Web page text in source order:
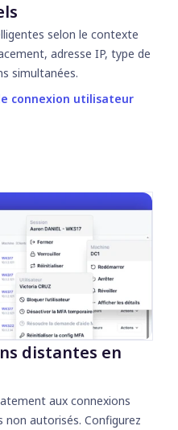
selon le contexte
adresse IP, type de
simultanées.
connexion utilisateur
distantes en
aux connexions
autorisés. Configurez